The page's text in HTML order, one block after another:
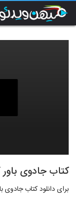
کتاب جادوی
برای دانلود کتاب جادوی